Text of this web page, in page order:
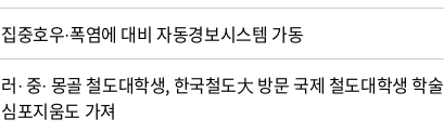
집중호우·폭염에 대비 자동경보시스템 가동
러· 중· 몽골 철도대학생, 한국철도大 방문 국제 철도대학생 학술
심포지움도 가져